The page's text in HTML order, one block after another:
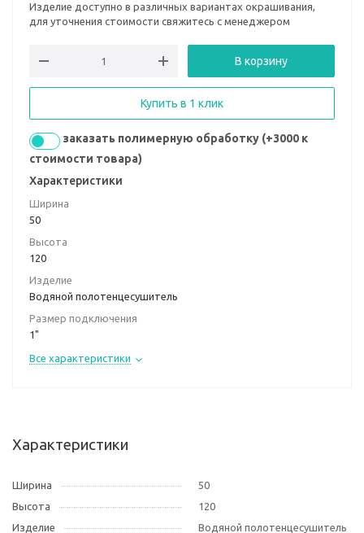
Изделие доступно в различных вариантах окрашивания,
для уточнения стоимости свяжитесь с менеджером
В корзину
Купить в 1 клик
заказать полимерную обработку (+3000 к
стоимости товара)
Характеристики
Ширина
50
Высота
120
Изделие
Водяной полотенцесушитель
Размер подключения
1"
Все характеристики
Характеристики
Ширина
50
Высота
120
Изделие
Водяной полотенцесушитель